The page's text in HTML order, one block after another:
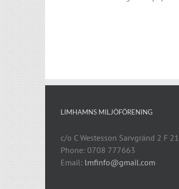
LIMHAMNS MILJÖFÖRENING
c/o C Westesson Sarvgränd 2 F
Phone: 0708 777663
Email: lmfinfo@gmail.com